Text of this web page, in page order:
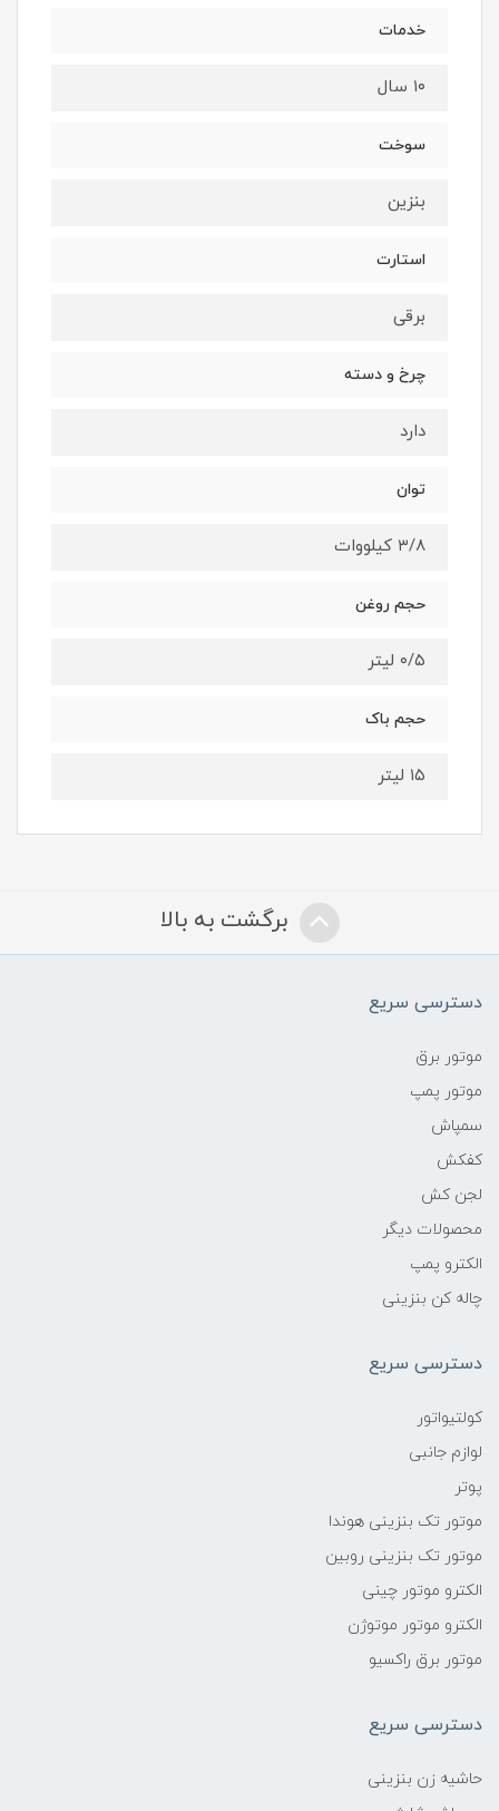
خدمات
۱۰ سال
سوخت
بنزین
استارت
برقی
چرخ و دسته
دارد
توان
۳/۸ کیلووات
حجم روغن
۰/۵ لیتر
حجم باک
۱۵ لیتر
برگشت به بالا
دسترسی سریع
موتور برق
موتور پمپ
سمپاش
کفکش
لجن کش
محصولات دیگر
الکترو پمپ
چاله کن بنزینی
دسترسی سریع
کولتیواتور
لوازم جانبی
پوتر
موتور تک بنزینی هوندا
موتور تک بنزینی روبین
الکترو موتور چینی
الکترو موتور موتوژن
موتور برق راکسیو
دسترسی سریع
حاشیه زن بنزینی